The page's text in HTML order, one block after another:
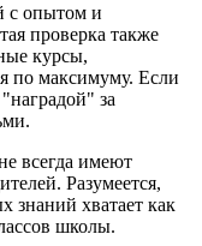
с опытом и
проверка также
курсы,
по максимуму. Если
за
всегда имеют
Разумеется,
знаний хватает как
школы.